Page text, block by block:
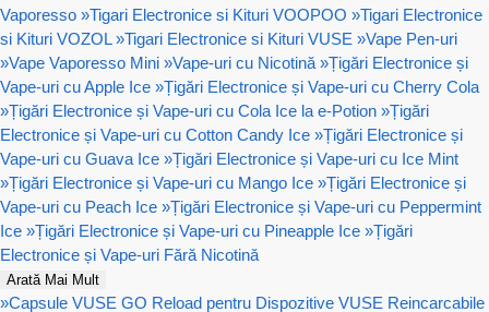
Vaporesso »Tigari Electronice si Kituri VOOPOO »Tigari Electronice
si Kituri VOZOL »Tigari Electronice si Kituri VUSE »Vape Pen-uri
»Vape Vaporesso Mini »Vape-uri cu Nicotină »Țigări Electronice și
Vape-uri cu Apple Ice »Țigări Electronice și Vape-uri cu Cherry Cola
»Țigări Electronice și Vape-uri cu Cola Ice la e-Potion »Țigări
Electronice și Vape-uri cu Cotton Candy Ice »Țigări Electronice și
Vape-uri cu Guava Ice »Țigări Electronice și Vape-uri cu Ice Mint
»Țigări Electronice și Vape-uri cu Mango Ice »Țigări Electronice și
Vape-uri cu Peach Ice »Țigări Electronice și Vape-uri cu Peppermint
Ice »Țigări Electronice și Vape-uri cu Pineapple Ice »Țigări
Electronice și Vape-uri Fără Nicotină
Arată Mai Mult
»Capsule VUSE GO Reload pentru Dispozitive VUSE Reincarcabile